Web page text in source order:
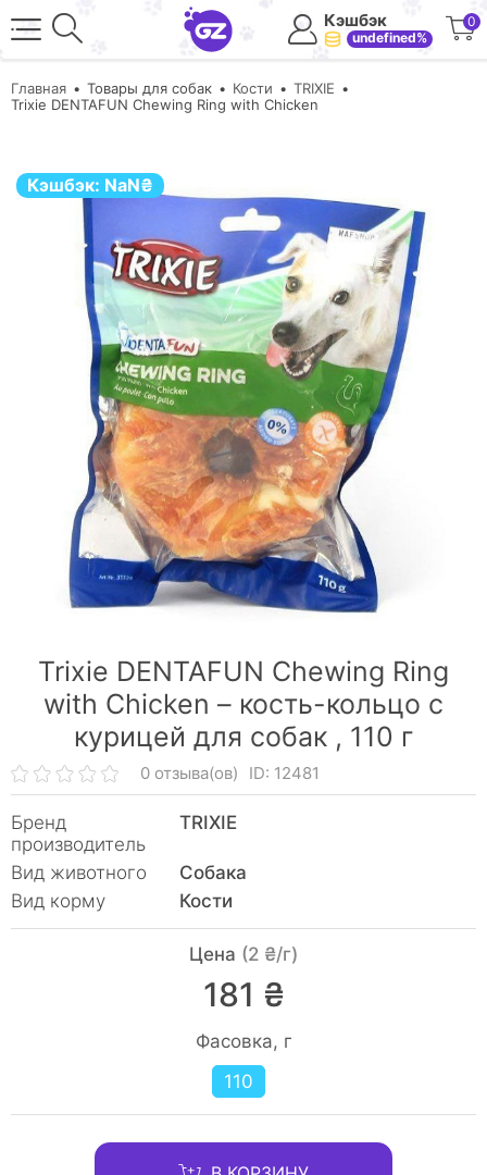
Кэшбэк
undefined%
0
Главная Товары для собак Кости
TRIXIE
Trixie DENTAFUN Chewing Ring with Chicken
Кэшбэк: NaN₴
Trixie DENTAFUN Chewing Ring
with Chicken – кость-кольцо с
курицей для собак , 110 г
0 отзыва(ов) ID: 12481
Бренд
производитель
TRIXIE
Вид животного
Собака
Вид корму
Кости
Цена (2 ₴/г)
181 ₴
Фасовка, г
110